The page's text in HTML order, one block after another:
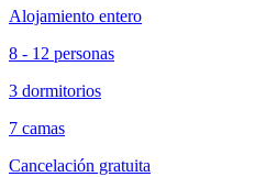
Alojamiento entero
8 - 12 personas
3 dormitorios
7 camas
Cancelación gratuita